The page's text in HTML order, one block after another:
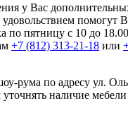
у Вас
помогут
по пятницу с 10 до
+7 (812) 313-21-18 или
рума по адресу ул.
наличие